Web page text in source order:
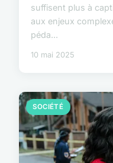
suffisent plus à
aux enjeux
péda...
10 mai 2025
SOCIÉTÉ